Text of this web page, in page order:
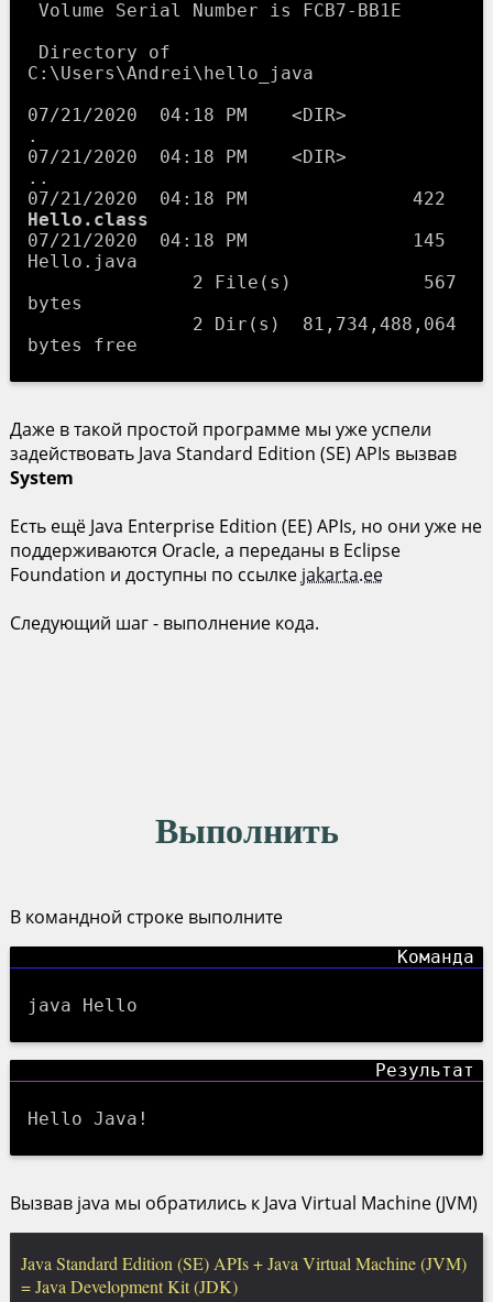
C:\Users\Andrei\hello_java
07/21/2020  04:18 PM    <DIR>
.
07/21/2020  04:18 PM    <DIR>
..
Hello.class
07/21/2020  04:18 PM               145
Hello.java
bytes
Даже в такой простой программе мы уже успели
задействовать Java Standard Edition (SE) APIs вызвав
System
Есть ещё Java Enterprise Edition (EE) APIs, но они уже не
поддерживаются Oracle, а переданы в Eclipse
Foundation и доступны по ссылке jakarta.ee
Следующий шаг - выполнение кода.
Выполнить
В командной строке выполните
java Hello
Hello Java!
Вызвав java мы обратились к Java Virtual Machine (JVM)
Java Standard Edition (SE) APIs + Java Virtual Machine (JVM)
= Java Development Kit (JDK)